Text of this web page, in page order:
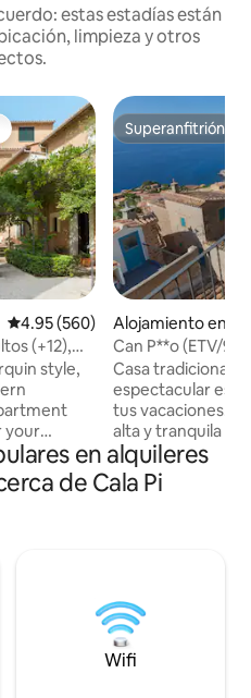
estas estadías están
limpieza y otros
Calificación promedio: 4.95 de
4.95 (560)
(+12),
style,
your
area
dining
Superanfitrión
Superanfitrión
Alojamiento en
Can P**o (ETV/
Casa tradicional
espectacular
tus vacaciones.
alta y tranquila
increíbles a un
Habitaciones
mediterránea. Disfruta de todas las
los
verás desde la
público a 8
en alquileres
de Cala Pi
Wifi